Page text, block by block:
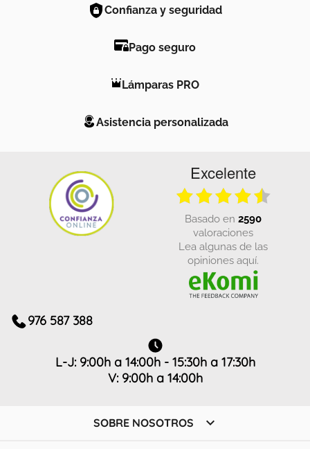
Confianza y seguridad
Pago seguro
Lámparas PRO
Asistencia personalizada
Excelente
basado en 2590
valoraciones
Lea algunas de las
opiniones aquí.
976 587 388
L-J: 9:00h a 14:00h - 15:30h a 17:30h
V: 9:00h a 14:00h
SOBRE NOSOTROS 